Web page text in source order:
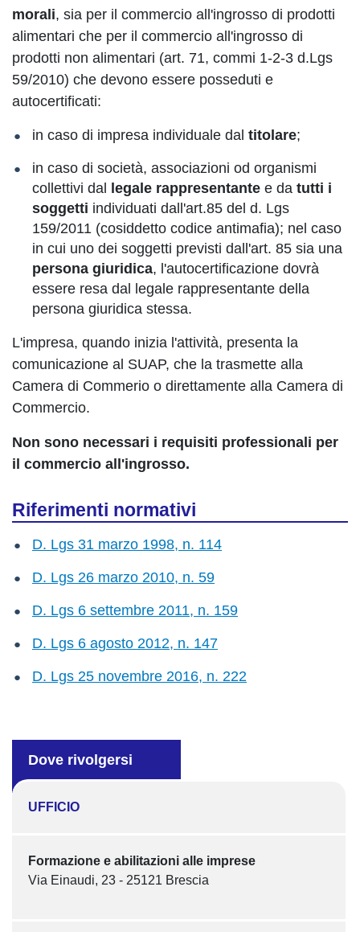
morali, sia per il commercio all'ingrosso di prodotti
alimentari che per il commercio all'ingrosso di
prodotti non alimentari (art. 71, commi 1-2-3 d.Lgs
59/2010) che devono essere posseduti e
autocertificati:
in caso di impresa individuale dal titolare;
in caso di società, associazioni od organismi
collettivi dal
legale rappresentante e da tutti i
soggetti individuati dall'art.85 del d. Lgs
159/2011 (cosiddetto codice antimafia); nel caso
in cui uno dei soggetti previsti dall'art. 85 sia una
persona giuridica, l'autocertificazione dovrà
essere resa dal legale rappresentante della
persona giuridica stessa.
L'impresa, quando inizia l'attività, presenta la
comunicazione al SUAP, che la trasmette alla
Camera di Commerio o direttamente alla Camera di
Commercio.
Non sono necessari i requisiti professionali per
il commercio all'ingrosso.
Riferimenti normativi
D. Lgs 31 marzo 1998, n. 114
D. Lgs 26 marzo 2010, n. 59
D. Lgs 6 settembre 2011, n. 159
D. Lgs 6 agosto 2012, n. 147
D. Lgs 25 novembre 2016, n. 222
Dove rivolgersi
UFFICIO
Formazione e abilitazioni alle imprese
Via Einaudi, 23 - 25121 Brescia